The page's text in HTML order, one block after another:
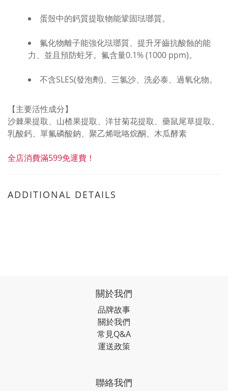
蛋殼中的鈣質提取物能鞏固琺瑯質。
氟化物離子能強化琺瑯質、提升牙齒抗酸蝕的能
力、並且預防蛀牙。氟含量0.1% (1000 ppm)。
不含SLES(發泡劑)、三氯沙、洗必泰、過氧化物。
【主要活性成分】
沙棘果提取、山楂果提取、洋甘菊花提取、藥鼠尾草提取、
乳酸鈣、單氟磷酸鈉、聚乙烯吡咯烷酮、木瓜酵素
全店消費滿599免運費！
ADDITIONAL DETAILS
關於我們
品牌故事
關於我們
常見Q&A
運送政策
聯絡我們